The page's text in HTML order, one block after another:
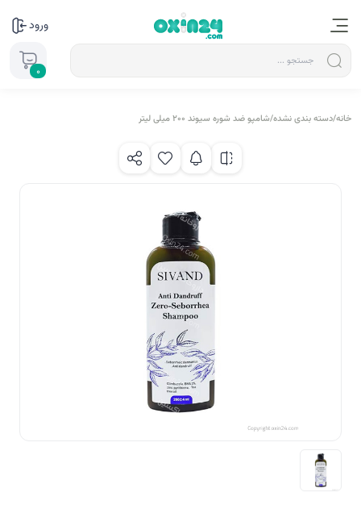
ورود
0
خانه/دسته بندی نشده/شامپو ضد شوره سیوند 200 میلی لیتر